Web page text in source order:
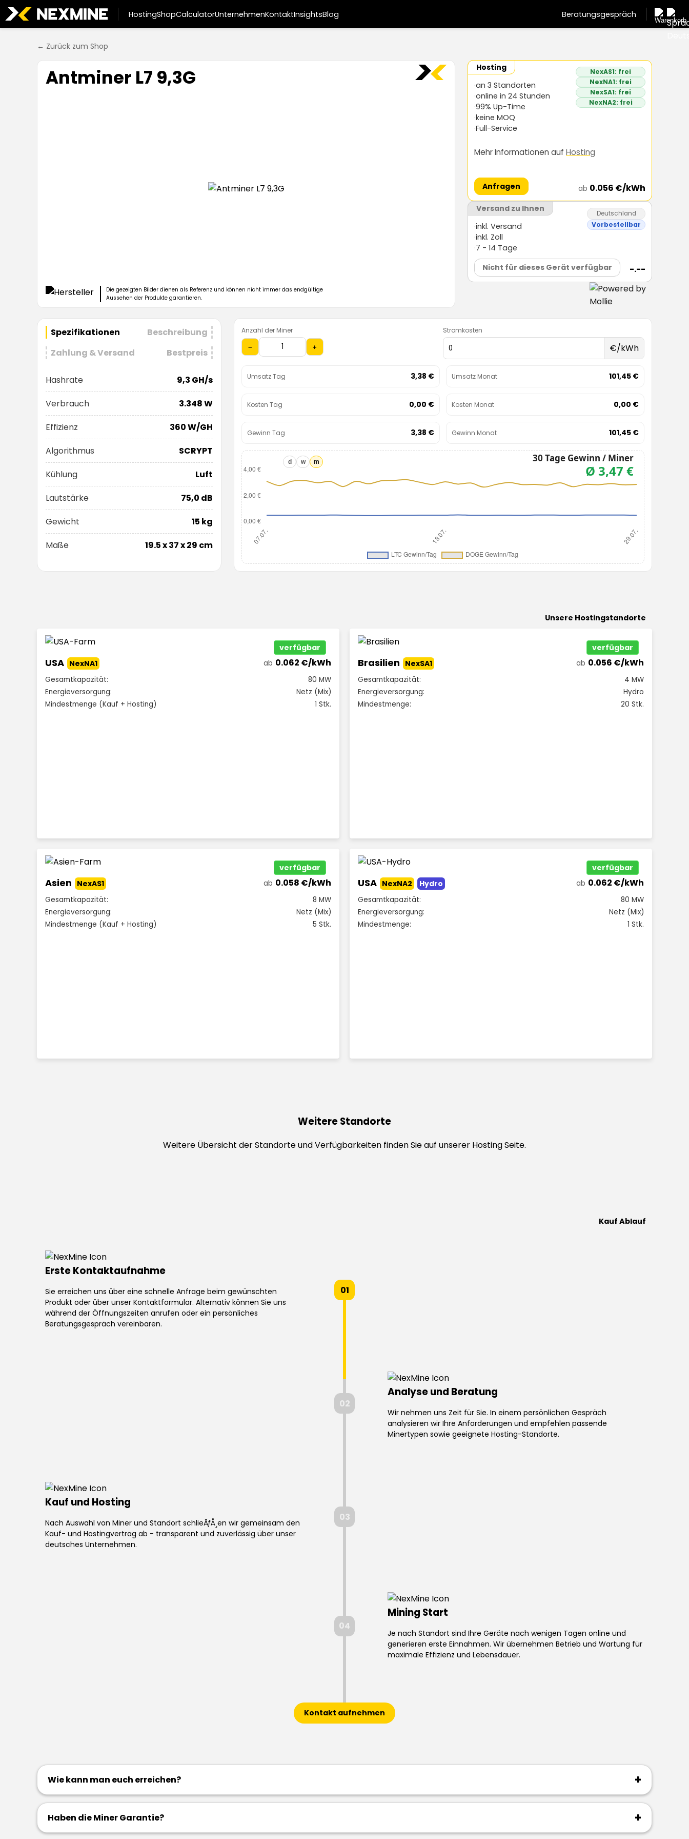
HostingShopCalculatorUnternehmenKontaktInsightsBlog Beratungsgespräch
← Zurück zum Shop
Antminer L7 9,3G
Die gezeigten Bilder dienen als Referenz und können nicht immer das endgültige
Aussehen der Produkte garantieren.
Hosting
an 3 Standorten
online in 24 Stunden
99% Up-Time
keine MOQ
Full-Service
Mehr Informationen auf Hosting
Anfragen
NexAS1: frei
NexNA1: frei
NexSA1: frei
NexNA2: frei
ab 0.056 €/kWh
Versand zu Ihnen
inkl. Versand
inkl. Zoll
7 - 14 Tage
Nicht für dieses Gerät verfügbar
Deutschland
Vorbestellbar
-.--
Spezifikationen
Beschreibung
Zahlung & Versand
Bestpreis
Hashrate
9,3 GH/s
Verbrauch
3.348 W
Effizienz
360 W/GH
Algorithmus
SCRYPT
Kühlung
Luft
Lautstärke
75,0 dB
Gewicht
15 kg
Maße
19.5 x 37 x 29 cm
Anzahl der Miner
− +
Stromkosten
€/kWh
Umsatz Tag 3,38 € Umsatz Monat 101,45 €
Kosten Tag 0,00 € Kosten Monat 0,00 €
Gewinn Tag 3,38 € Gewinn Monat 101,45 €
d w m
Unsere Hostingstandorte
verfügbar
USA NexNA1 ab 0.062 €/kWh
Gesamtkapazität:
80 MW
Energieversorgung:
Netz (Mix)
Mindestmenge (Kauf + Hosting)
1 Stk.
verfügbar
Brasilien NexSA1 ab 0.056 €/kWh
Gesamtkapazität:
4 MW
Energieversorgung:
Hydro
Mindestmenge:
20 Stk.
verfügbar
Asien NexAS1 ab 0.058 €/kWh
Gesamtkapazität:
8 MW
Energieversorgung:
Netz (Mix)
Mindestmenge (Kauf + Hosting)
5 Stk.
verfügbar
USA NexNA2 Hydro ab 0.062 €/kWh
Gesamtkapazität:
80 MW
Energieversorgung:
Netz (Mix)
Mindestmenge:
1 Stk.
Weitere Standorte
Weitere Übersicht der Standorte und Verfügbarkeiten finden Sie auf unserer Hosting Seite.
Kauf Ablauf
01
02
03
04
Erste Kontaktaufnahme
Sie erreichen uns über eine schnelle Anfrage beim gewünschten
Produkt oder über unser Kontaktformular. Alternativ können Sie uns
während der Öffnungszeiten anrufen oder ein persönliches
Beratungsgespräch vereinbaren.
Analyse und Beratung
Wir nehmen uns Zeit für Sie. In einem persönlichen Gespräch
analysieren wir Ihre Anforderungen und empfehlen passende
Minertypen sowie geeignete Hosting-Standorte.
Kauf und Hosting
Nach Auswahl von Miner und Standort schlieÃƒÅ¸en wir gemeinsam den
Kauf- und Hostingvertrag ab - transparent und zuverlässig über unser
deutsches Unternehmen.
Mining Start
Je nach Standort sind Ihre Geräte nach wenigen Tagen online und
generieren erste Einnahmen. Wir übernehmen Betrieb und Wartung für
maximale Effizienz und Lebensdauer.
Kontakt aufnehmen
Wie kann man euch erreichen? +
Haben die Miner Garantie? +